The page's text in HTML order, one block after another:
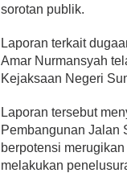
sorotan publik.
Laporan terkait
Amar Nurmansyah
Kejaksaan Negeri
Laporan tersebut
Pembangunan Jalan
berpotensi
melakukan